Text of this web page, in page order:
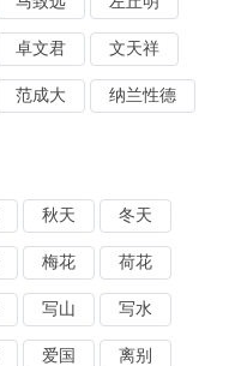
卓文君 文天祥
范成大 纳兰性德
秋天 冬天
梅花 荷花
写山 写水
爱国 离别